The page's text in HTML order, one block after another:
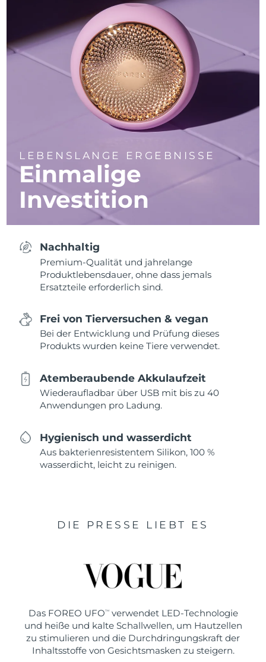
LEBENSLANGE ERGEBNISSE
Einmalige
Investition
Nachhaltig
Premium-Qualität und jahrelange
Produktlebensdauer, ohne dass jemals
Ersatzteile erforderlich sind.
Frei von Tierversuchen & vegan
Bei der Entwicklung und Prüfung dieses
Produkts wurden keine Tiere verwendet.
Atemberaubende Akkulaufzeit
Wiederaufladbar über USB mit bis zu 40
Anwendungen pro Ladung.
Hygienisch und wasserdicht
Aus bakterienresistentem Silikon, 100 %
wasserdicht, leicht zu reinigen.
DIE PRESSE LIEBT ES
Das FOREO UFO TMverwendet LED-Technologie
und heiße und kalte Schallwellen, um Hautzellen
zu stimulieren und die Durchdringungskraft der
Inhaltsstoffe von Gesichtsmasken zu steigern.